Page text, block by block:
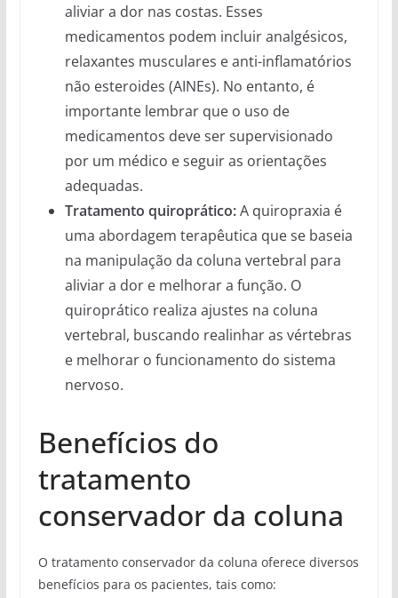
aliviar a dor nas costas. Esses
medicamentos podem incluir analgésicos,
relaxantes musculares e anti-inflamatórios
não esteroides (AINEs). No entanto, é
importante lembrar que o uso de
medicamentos deve ser supervisionado
por um médico e seguir as orientações
adequadas.
Tratamento quiroprático:A quiropraxia é
uma abordagem terapêutica que se baseia
na manipulação da coluna vertebral para
aliviar a dor e melhorar a função. O
quiroprático realiza ajustes na coluna
vertebral, buscando realinhar as vértebras
e melhorar o funcionamento do sistema
nervoso.
Benefícios do
tratamento
conservador da coluna
O tratamento conservador da coluna oferece diversos
benefícios para os pacientes, tais como: